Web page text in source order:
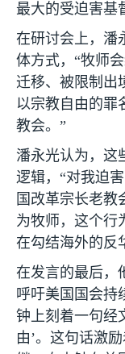
最大的受迫害基
在研讨会上，潘
体方式，“牧师
迁移、被限制出
以宗教自由的罪
教会。”
潘永光认为，这
逻辑，“对我迫
国改革宗长老教
为牧师，这个行
在勾结海外的反
在发言的最后，
呼吁美国国会持
钟上刻着一句经
由’。这句话激